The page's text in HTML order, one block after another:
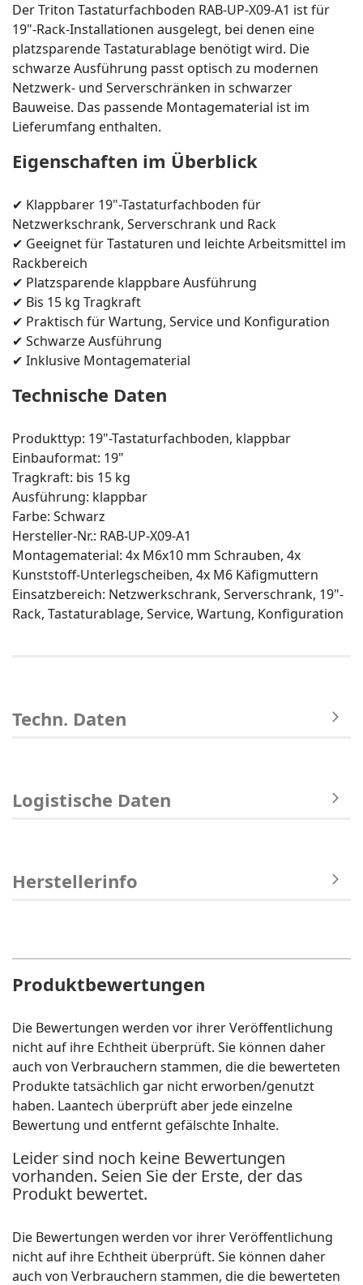
Der Triton Tastaturfachboden RAB-UP-X09-A1 ist für
19"-Rack-Installationen ausgelegt, bei denen eine
platzsparende Tastaturablage benötigt wird. Die
schwarze Ausführung passt optisch zu modernen
Netzwerk- und Serverschränken in schwarzer
Bauweise. Das passende Montagematerial ist im
Lieferumfang enthalten.
Eigenschaften im Überblick
✔ Klappbarer 19"-Tastaturfachboden für
Netzwerkschrank, Serverschrank und Rack
✔ Geeignet für Tastaturen und leichte Arbeitsmittel im
Rackbereich
✔ Platzsparende klappbare Ausführung
✔ Bis 15 kg Tragkraft
✔ Praktisch für Wartung, Service und Konfiguration
✔ Schwarze Ausführung
✔ Inklusive Montagematerial
Technische Daten
Produkttyp: 19"-Tastaturfachboden, klappbar
Einbauformat: 19"
Tragkraft: bis 15 kg
Ausführung: klappbar
Farbe: Schwarz
Hersteller-Nr.: RAB-UP-X09-A1
Montagematerial: 4x M6x10 mm Schrauben, 4x
Kunststoff-Unterlegscheiben, 4x M6 Käfigmuttern
Einsatzbereich: Netzwerkschrank, Serverschrank, 19"-
Rack, Tastaturablage, Service, Wartung, Konfiguration
Techn. Daten
Logistische Daten
Herstellerinfo
Produktbewertungen
Die Bewertungen werden vor ihrer Veröffentlichung
nicht auf ihre Echtheit überprüft. Sie können daher
auch von Verbrauchern stammen, die die bewerteten
Produkte tatsächlich gar nicht erworben/genutzt
haben. Laantech überprüft aber jede einzelne
Bewertung und entfernt gefälschte Inhalte.
Leider sind noch keine Bewertungen
vorhanden. Seien Sie der Erste, der das
Produkt bewertet.
Die Bewertungen werden vor ihrer Veröffentlichung
nicht auf ihre Echtheit überprüft. Sie können daher
auch von Verbrauchern stammen, die die bewerteten